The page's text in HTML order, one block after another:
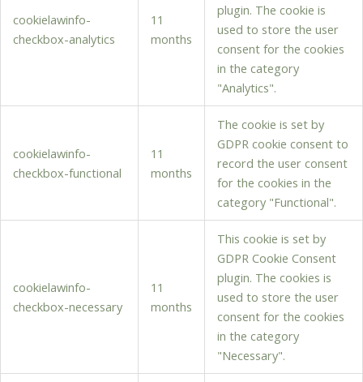
cookielawinfo-
checkbox-analytics
11
months
plugin. The cookie is
used to store the user
consent for the cookies
in the category
"Analytics".
cookielawinfo-
checkbox-functional
11
months
The cookie is set by
GDPR cookie consent to
record the user consent
for the cookies in the
category "Functional".
cookielawinfo-
checkbox-necessary
11
months
This cookie is set by
GDPR Cookie Consent
plugin. The cookies is
used to store the user
consent for the cookies
in the category
"Necessary".